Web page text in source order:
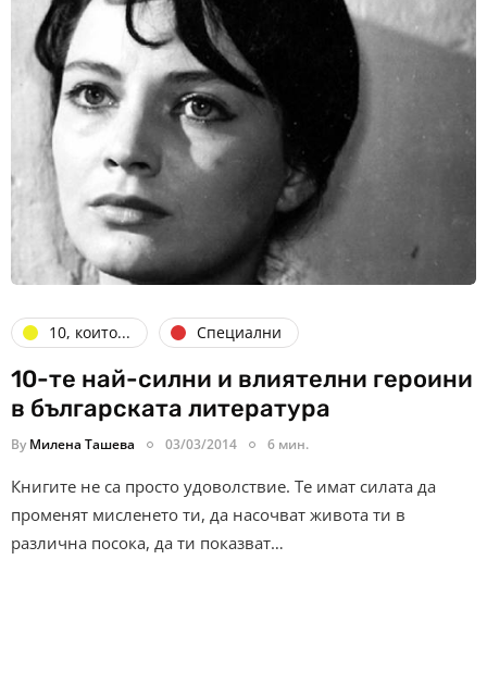
10, които... Специални
10-те най-силни и влиятелни героини
в българската литература
By Милена Ташева 03/03/2014 6 мин.
Книгите не са просто удоволствие. Те имат силата да
променят мисленето ти, да насочват живота ти в
различна посока, да ти показват…